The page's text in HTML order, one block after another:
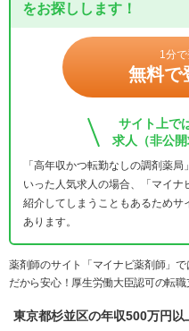
をお探しします！
1分で
無料で
サイト上で
求人（非公
「高年収かつ転勤なしの調剤薬
いった人気求人の場合、「マイ
紹介してしまうこともあるためサ
あります。
薬剤師のサイト「マイナビ薬剤師」
だから安心！厚生労働大臣認可の転職
東京都杉並区の年収500万円